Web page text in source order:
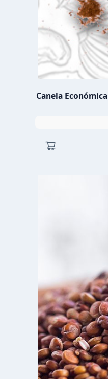
Canela Económica